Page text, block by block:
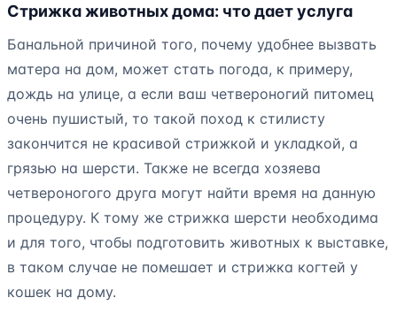
Стрижка животных дома: что дает услуга
Банальной причиной того, почему удобнее вызвать
матера на дом, может стать погода, к примеру,
дождь на улице, а если ваш четвероногий питомец
очень пушистый, то такой поход к стилисту
закончится не красивой стрижкой и укладкой, а
грязью на шерсти. Также не всегда хозяева
четвероногого друга могут найти время на данную
процедуру. К тому же стрижка шерсти необходима
и для того, чтобы подготовить животных к выставке,
в таком случае не помешает и стрижка когтей у
кошек на дому.